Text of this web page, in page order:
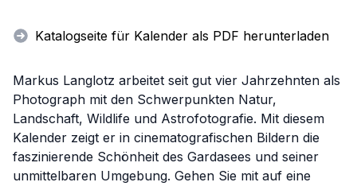
Katalogseite für Kalender als PDF herunterladen
Markus Langlotz arbeitet seit gut vier Jahrzehnten als
Photograph mit den Schwerpunkten Natur,
Landschaft, Wildlife und Astrofotografie. Mit diesem
Kalender zeigt er in cinematografischen Bildern die
faszinierende Schönheit des Gardasees und seiner
unmittelbaren Umgebung. Gehen Sie mit auf eine